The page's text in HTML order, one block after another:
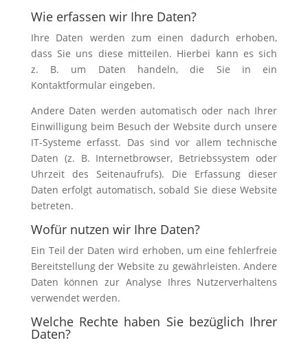
Wie erfassen wir Ihre Daten?
Ihre Daten werden zum einen dadurch erhoben,
dass Sie uns diese mitteilen. Hierbei kann es sich
z. B. um Daten handeln, die Sie in ein
Kontaktformular eingeben.
Andere Daten werden automatisch oder nach Ihrer
Einwilligung beim Besuch der Website durch unsere
IT-Systeme erfasst. Das sind vor allem technische
Daten (z. B. Internetbrowser, Betriebssystem oder
Uhrzeit des Seitenaufrufs). Die Erfassung dieser
Daten erfolgt automatisch, sobald Sie diese Website
betreten.
Wofür nutzen wir Ihre Daten?
Ein Teil der Daten wird erhoben, um eine fehlerfreie
Bereitstellung der Website zu gewährleisten. Andere
Daten können zur Analyse Ihres Nutzerverhaltens
verwendet werden.
Welche Rechte haben Sie bezüglich Ihrer
Daten?